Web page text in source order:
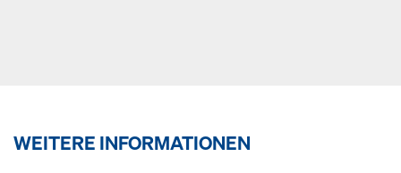
WEITERE INFORMATIONEN